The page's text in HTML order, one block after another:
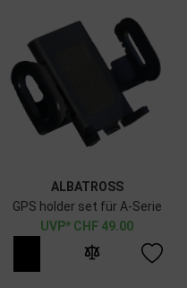
ALBATROSS
GPS holder set für A-Serie
CHF 49.00